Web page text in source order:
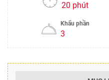
20 phút
Khẩu phần
3